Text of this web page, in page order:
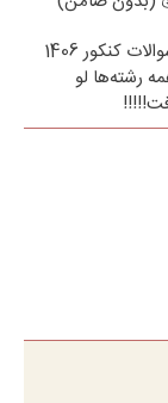
سوالات کنکور 1406
رشته‌ها لو